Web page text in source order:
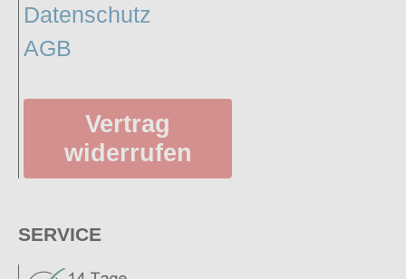
Datenschutz
AGB
Vertrag
widerrufen
SERVICE